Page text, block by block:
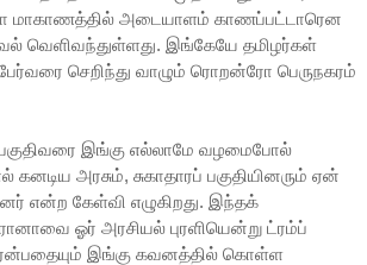
மாகாணத்தில் அடையாளம் காணப்பட்டாரென
வெளிவந்துள்ளது. இங்கேயே தமிழர்கள்
செறிந்து வாழும் ரொறன்ரோ பெருநகரம்
இங்கு எல்லாமே வழமைபோல்
அரசும், சுகாதாரப் பகுதியினரும் ஏன்
என்ற கேள்வி எழுகிறது. இந்தக்
ஓர் அரசியல் புரளியென்று ட்ரம்ப்
இங்கு கவனத்தில் கொள்ள